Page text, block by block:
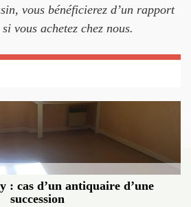
vous bénéficierez d’un rapport
vous achetez chez nous.
: cas d’un antiquaire d’une
succession